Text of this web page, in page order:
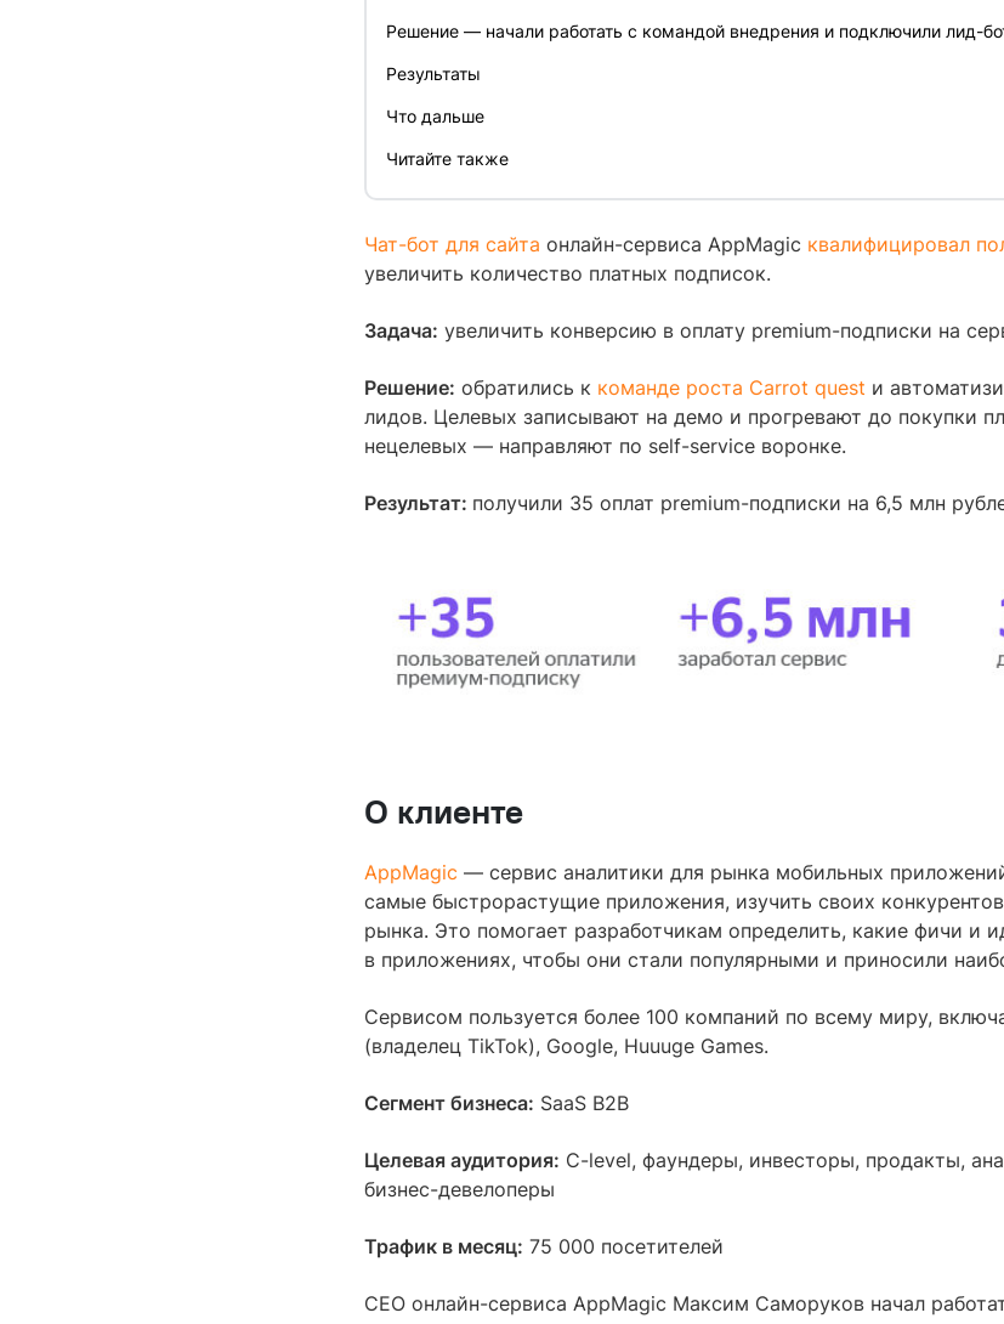
Решение — начали работать с командой внедрения и подключили лид-
Результаты
Что дальше
Читайте также
Чат-бот для сайта онлайн-сервиса AppMagic квалифицировал
увеличить количество платных подписок.
Задача: увеличить конверсию в оплату premium-подписки на
Решение: обратились к команде роста Carrot quest и
лидов. Целевых записывают на демо и прогревают до покупки
нецелевых — направляют по self-service воронке.
Результат: получили 35 оплат premium-подписки на 6,5 млн
О клиенте
AppMagic — сервис аналитики для рынка мобильных
самые быстрорастущие приложения, изучить своих
рынка. Это помогает разработчикам определить, какие фичи и
в приложениях, чтобы они стали популярными и приносили
Сервисом пользуется более 100 компаний по всему миру,
(владелец TikTok), Google, Huuuge Games.
Сегмент бизнеса: SaaS B2B
Целевая аудитория: C-level, фаундеры, инвесторы, продакты,
бизнес-девелоперы
Трафик в месяц: 75 000 посетителей
СЕО онлайн-сервиса AppMagic Максим Саморуков начал